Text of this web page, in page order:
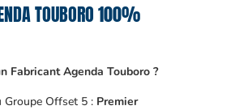
TOUBORO 100%
Fabricant Agenda Touboro ?
Groupe Offset 5 : Premier